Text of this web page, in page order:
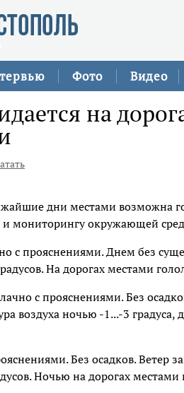
Фото Видео
на
дни местами возможна
и мониторингу окружающей
с прояснениями. Днем без
На дорогах местами
с прояснениями. Без
воздуха ночью -1...-3 градуса,
Без осадков. Ветер
Ночью на дорогах местами